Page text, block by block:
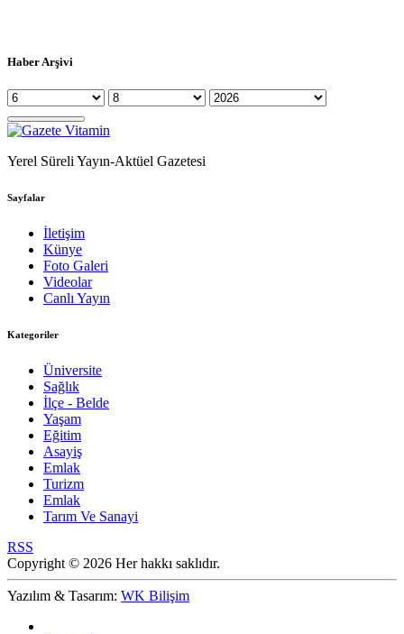
Haber Arşivi
Yerel Süreli Yayın-Aktüel Gazetesi
Sayfalar
İletişim
Künye
Foto Galeri
Videolar
Canlı Yayın
Kategoriler
Üniversite
Sağlık
İlçe - Belde
Yaşam
Eğitim
Asayiş
Emlak
Turizm
Emlak
Tarım Ve Sanayi
RSS
Copyright © 2026 Her hakkı saklıdır.
Yazılım & Tasarım: WK Bilişim